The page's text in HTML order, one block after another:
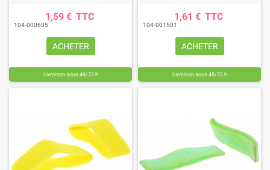
1,59 € TTC
104-000685
ACHETER
Livraison sous 48/72 h
1,61 € TTC
104-001501
ACHETER
Livraison sous 48/72 h